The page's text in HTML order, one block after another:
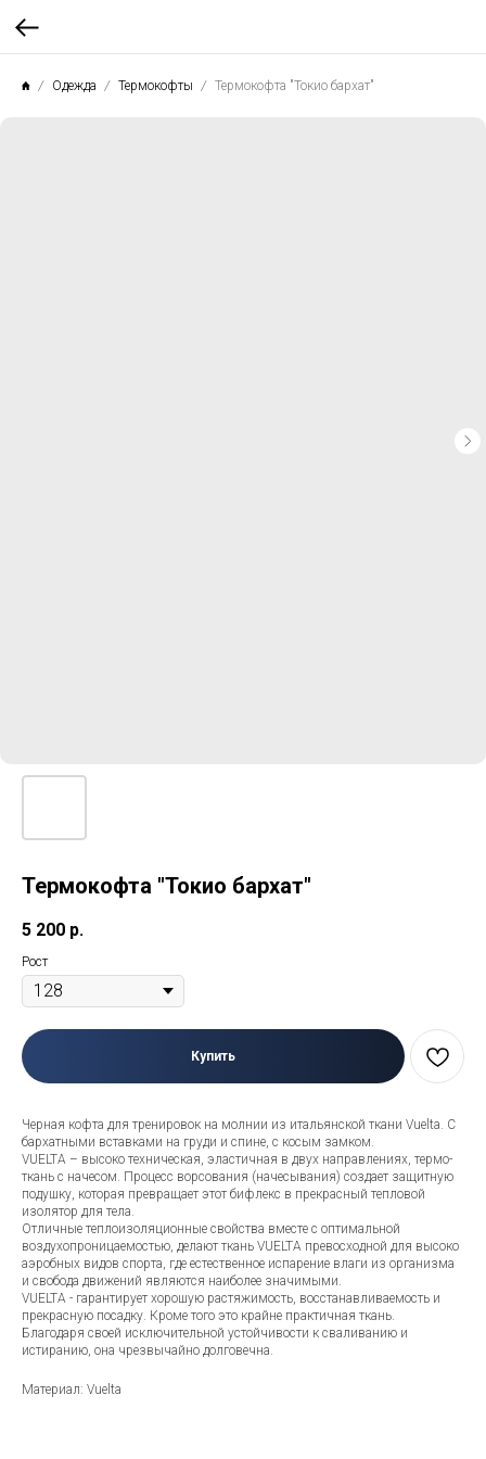
Одежда Термокофты Термокофта "Токио бархат"
Термокофта "Токио бархат"
5 200 р.
Рост
Купить
Черная кофта для тренировок на молнии из итальянской ткани Vuelta. С
бархатными вставками на груди и спине, с косым замком.
VUELTA – высоко техническая, эластичная в двух направлениях, термо-
ткань с начесом. Процесс ворсования (начесывания) создает защитную
подушку, которая превращает этот бифлекс в прекрасный тепловой
изолятор для тела.
Отличные теплоизоляционные свойства вместе с оптимальной
воздухопроницаемостью, делают ткань VUELTA превосходной для высоко
аэробных видов спорта, где естественное испарение влаги из организма
и свобода движений являются наиболее значимыми.
VUELTA - гарантирует хорошую растяжимость, восстанавливаемость и
прекрасную посадку. Кроме того это крайне практичная ткань.
Благодаря своей исключительной устойчивости к сваливанию и
истиранию, она чрезвычайно долговечна.
Материал: Vuelta